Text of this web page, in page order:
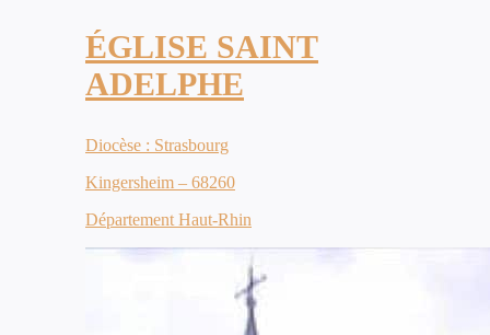
ÉGLISE SAINT
ADELPHE
Diocèse : Strasbourg
Kingersheim – 68260
Département Haut-Rhin